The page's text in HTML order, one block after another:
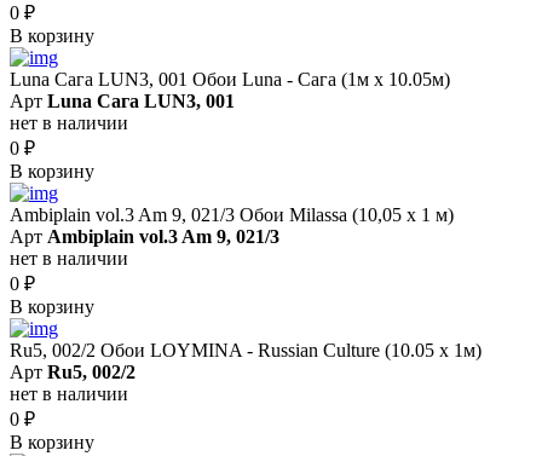
0 ₽
В корзину
Luna Сага LUN3, 001 Обои Luna - Сага (1м х 10.05м)
Арт Luna Сага LUN3, 001
нет в наличии
0 ₽
В корзину
Ambiplain vol.3 Am 9, 021/3 Обои Milassa (10,05 х 1 м)
Арт Ambiplain vol.3 Am 9, 021/3
нет в наличии
0 ₽
В корзину
Ru5, 002/2 Обои LOYMINA - Russian Culture (10.05 х 1м)
Арт Ru5, 002/2
нет в наличии
0 ₽
В корзину